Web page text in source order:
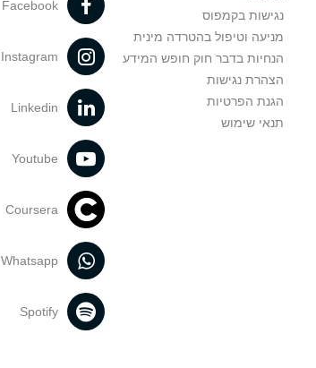
נגישות בקמפוס
מניעה וטיפול בהטרדה מינית
הנחיות בדבר חוק חופש המידע
הצהרת נגישות
הגנת הפרטיות
תנאי שימוש
Facebook
Instagram
Linkedin
Youtube
Coursera
Whatsapp
Spotify